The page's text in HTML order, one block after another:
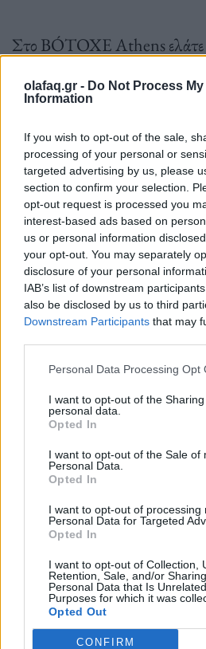
olafaq.gr - Do Not Process My
Information
If you wish to opt-out of the sale,
processing of your personal or
targeted advertising by us, please
section to confirm your selection.
opt-out request is processed you
interest-based ads based on
us or personal information
your opt-out. You may separately
disclosure of your personal
IAB’s list of downstream
also be disclosed by us to third
Downstream Participants that may
Personal Data Processing Opt
I want to opt-out of the
personal data.
Opted In
I want to opt-out of the Sale of
Personal Data.
Opted In
I want to opt-out of processing
Personal Data for Targeted
Opted In
I want to opt-out of Collection,
Retention, Sale, and/or
Personal Data that Is
Purposes for which it was
Opted Out
CONFIRM
Στο BÓTOXE Athens ελάτε
γεύσης και ρυθμού,
αποκαλύψεων!
Ημέρες λειτουργίας:
Πέμπτη- Κυριακή: restaurant
Παρασκευή και Σάββατο:
Για περισσότερες
ενημερώσεις, ακολουθήστε μας: